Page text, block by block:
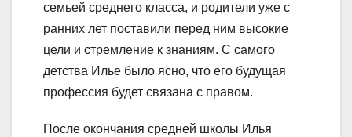
семьей среднего класса, и родители уже с
ранних лет поставили перед ним высокие
цели и стремление к знаниям. С самого
детства Илье было ясно, что его будущая
профессия будет связана с правом.
После окончания средней школы Илья